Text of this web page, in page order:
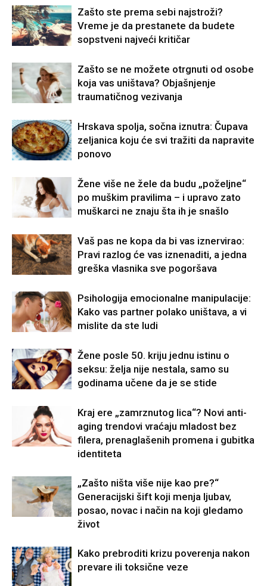
Zašto ste prema sebi najstroži?
Vreme je da prestanete da budete
sopstveni najveći kritičar
Zašto se ne možete otrgnuti od osobe
koja vas uništava? Objašnjenje
traumatičnog vezivanja
Hrskava spolja, sočna iznutra: Čupava
zeljanica koju će svi tražiti da napravite
ponovo
Žene više ne žele da budu „poželjne“
po muškim pravilima – i upravo zato
muškarci ne znaju šta ih je snašlo
Vaš pas ne kopa da bi vas iznervirao:
Pravi razlog će vas iznenaditi, a jedna
greška vlasnika sve pogoršava
Psihologija emocionalne manipulacije:
Kako vas partner polako uništava, a vi
mislite da ste ludi
Žene posle 50. kriju jednu istinu o
seksu: želja nije nestala, samo su
godinama učene da je se stide
Kraj ere „zamrznutog lica“? Novi anti-
aging trendovi vraćaju mladost bez
filera, prenaglašenih promena i gubitka
identiteta
„Zašto ništa više nije kao pre?“
Generacijski šift koji menja ljubav,
posao, novac i način na koji gledamo
život
Kako prebroditi krizu poverenja nakon
prevare ili toksične veze